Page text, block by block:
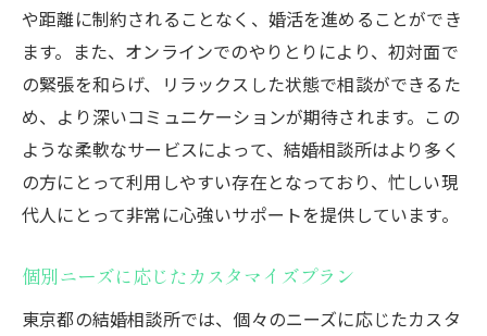
や距離に制約されることなく、婚活を進めることができ
ます。また、オンラインでのやりとりにより、初対面で
の緊張を和らげ、リラックスした状態で相談ができるた
め、より深いコミュニケーションが期待されます。この
ような柔軟なサービスによって、結婚相談所はより多く
の方にとって利用しやすい存在となっており、忙しい現
代人にとって非常に心強いサポートを提供しています。
個別ニーズに応じたカスタマイズプラン
東京都の結婚相談所では、個々のニーズに応じたカスタ